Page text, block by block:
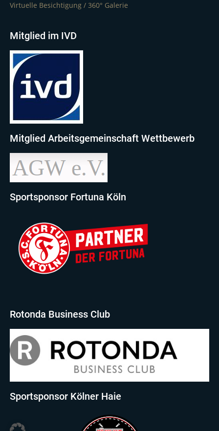
Virtuelle Besichtigung / 360° Galerie
Mitglied im IVD
Mitglied Arbeitsgemeinschaft Wettbewerb
Sportsponsor Fortuna Köln
Rotonda Business Club
Sportsponsor Kölner Haie